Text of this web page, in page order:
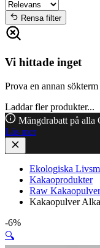
Rensa filter
Vi hittade inget
Prova en annan
Laddar fler produkter...
Mängdrabatt på
Läs mer
Ekologiska
Kakaoprodukter
Raw Kakaopulver
Kakaopulver
-6%
🔍